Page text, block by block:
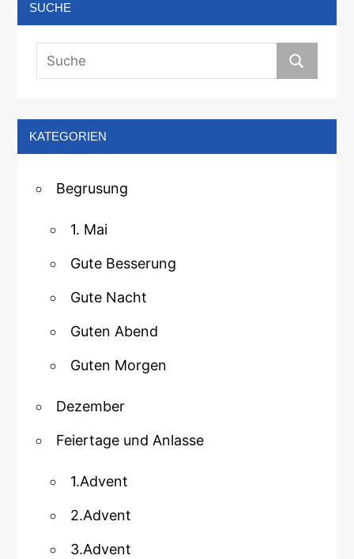
SUCHE
KATEGORIEN
Begrusung
1. Mai
Gute Besserung
Gute Nacht
Guten Abend
Guten Morgen
Dezember
Feiertage und Anlasse
1.Advent
2.Advent
3.Advent